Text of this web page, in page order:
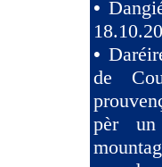
•
•
de
pèr